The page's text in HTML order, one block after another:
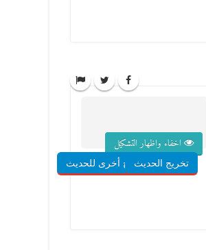
اخفاء واظهار التشكيل
تخريج الحديثشروح أخرى للحديث